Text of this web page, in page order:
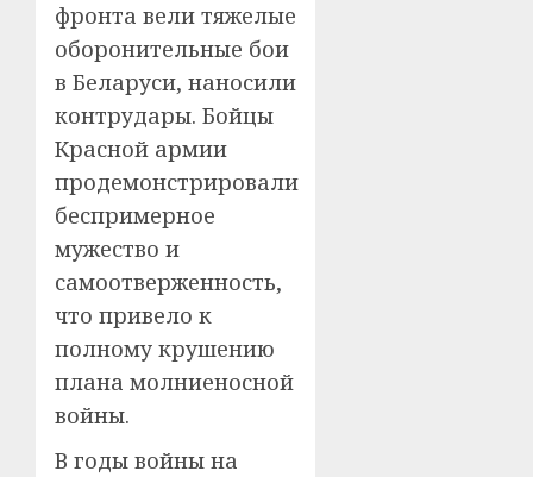
фронта вели тяжелые
оборонительные бои
в Беларуси, наносили
контрудары. Бойцы
Красной армии
продемонстрировали
беспримерное
мужество и
самоотверженность,
что привело к
полному крушению
плана молниеносной
войны.
В годы войны на